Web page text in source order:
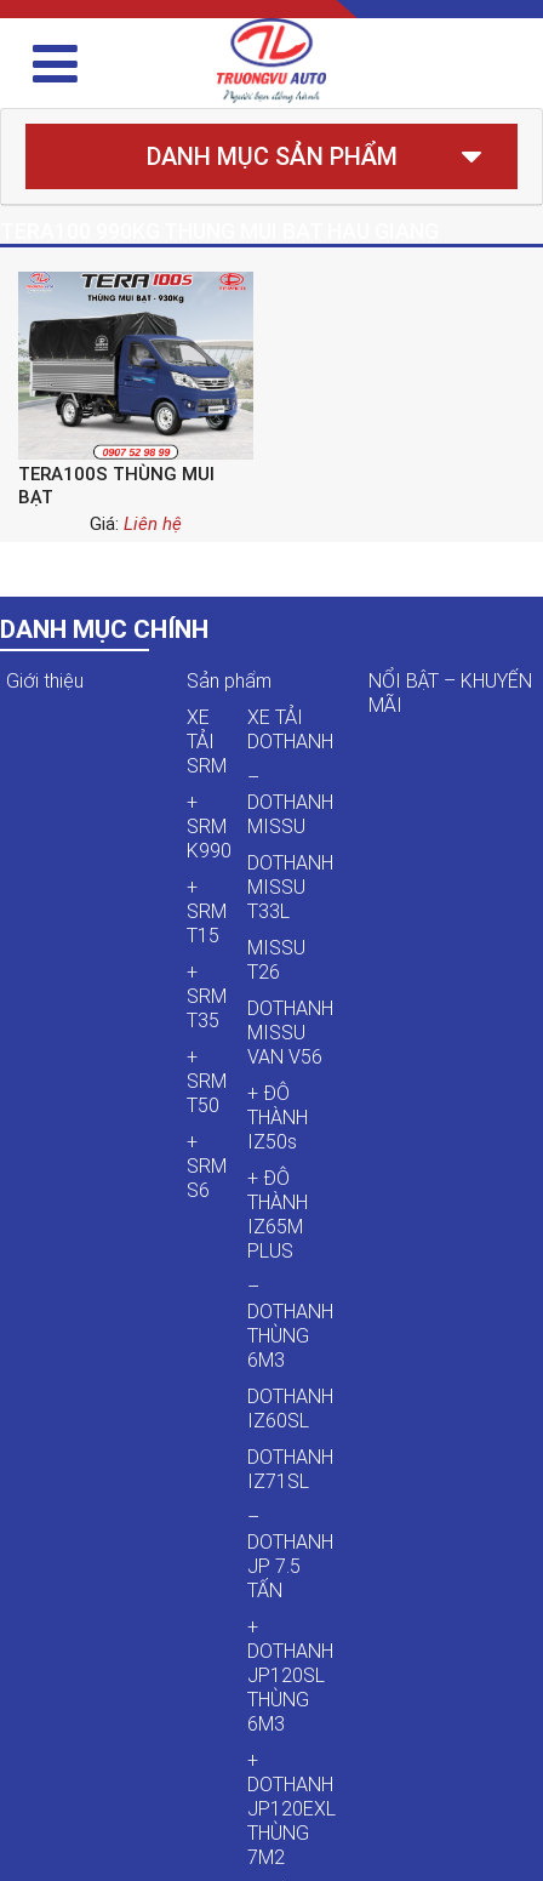
DANH MỤC SẢN PHẨM
TERA100S THÙNG MUI
BẠT
Giá: Liên hệ
DANH MỤC CHÍNH
Giới thiệu
Sản phẩm
XE
TẢI
SRM
+
SRM
K990
+
SRM
T15
+
SRM
T35
+
SRM
T50
+
SRM
S6
XE TẢI
DOTHANH
–
DOTHANH
MISSU
DOTHANH
MISSU
T33L
MISSU
T26
DOTHANH
MISSU
VAN V56
+ ĐÔ
THÀNH
IZ50s
+ ĐÔ
THÀNH
IZ65M
PLUS
–
DOTHANH
THÙNG
6M3
DOTHANH
IZ60SL
DOTHANH
IZ71SL
–
DOTHANH
JP 7.5
TẤN
+
DOTHANH
JP120SL
THÙNG
6M3
+
DOTHANH
JP120EXL
THÙNG
7M2
NỔI BẬT – KHUYẾN
MÃI